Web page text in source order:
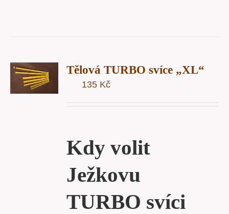
Tělová TURBO svíce „XL“
135 Kč
Kdy volit
Ježkovu
TURBO svíci